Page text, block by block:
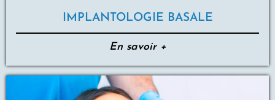
IMPLANTOLOGIE BASALE
En savoir +